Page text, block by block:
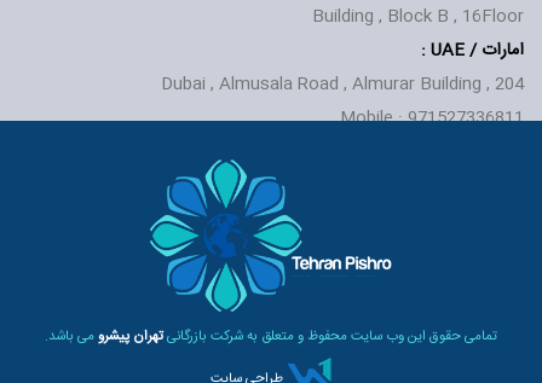
Building , Block B , 16Floor
امارات / UAE
:
Dubai , Almusala Road , Almurar Building , 204
Mobile : 971527336811
تمامی حقوق این وب سایت محفوظ و متعلق به شرکت بازرگانیتهران پیشرومی باشد.